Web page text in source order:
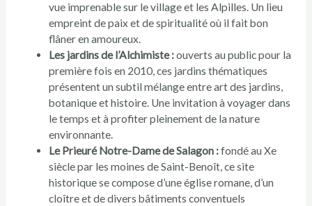
vue imprenable sur le village et les Alpilles. Un lieu
empreint de paix et de spiritualité où il fait bon
flâner en amoureux.
Les jardins de l’Alchimiste :ouverts au public pour la
première fois en 2010, ces jardins thématiques
présentent un subtil mélange entre art des jardins,
botanique et histoire. Une invitation à voyager dans
le temps et à profiter pleinement de la nature
environnante.
Le Prieuré Notre-Dame de Salagon :fondé au Xe
siècle par les moines de Saint-Benoît, ce site
historique se compose d’une église romane, d’un
cloître et de divers bâtiments conventuels